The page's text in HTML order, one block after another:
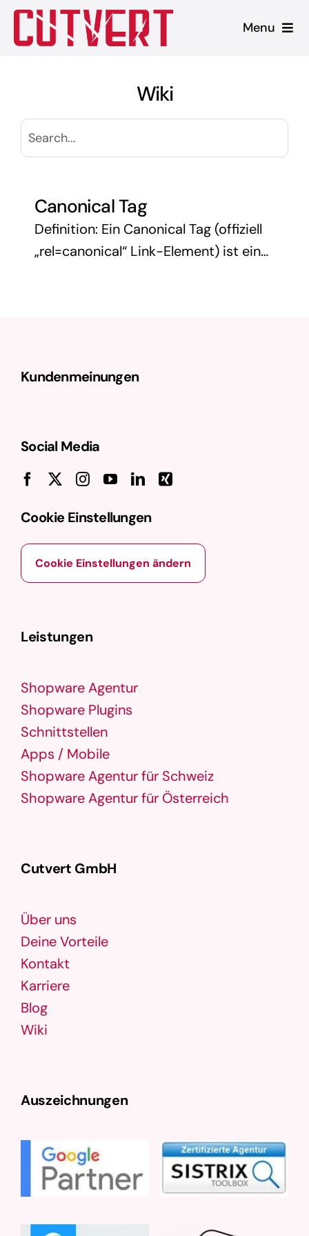
Zum
Inhalt
Menu
Blog
Wiki
Canonical Tag
Definition: Ein Canonical Tag (offiziell
„rel=canonical“ Link-Element) ist ein
Kundenmeinungen
Social Media
Cookie Einstellungen
Cookie Einstellungen ändern
Leistungen
Shopware Agentur
Shopware Plugins
Schnittstellen
Apps / Mobile
Shopware Agentur für Schweiz
Shopware Agentur für Österreich
Cutvert GmbH
Über uns
Deine Vorteile
Kontakt
Karriere
Blog
Wiki
Auszeichnungen